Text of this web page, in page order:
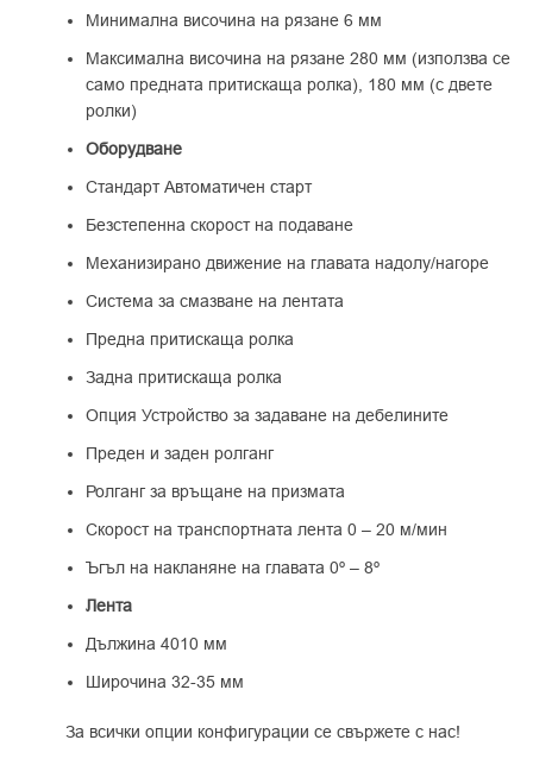
Минимална височина на рязане 6 мм
Максимална височина на рязане 280 мм (използва се
само предната притискаща ролка), 180 мм (с двете
ролки)
Оборудване
Стандарт Автоматичен старт
Безстепенна скорост на подаване
Механизирано движение на главата надолу/нагоре
Система за смазване на лентата
Предна притискаща ролка
Задна притискаща ролка
Опция Устройство за задаване на дебелините
Преден и заден ролганг
Ролганг за връщане на призмата
Скорост на транспортната лента 0 – 20 м/мин
Ъгъл на накланяне на главата 0º – 8º
Лента
Дължина 4010 мм
Широчина 32-35 мм
За всички опции конфигурации се свържете с нас!